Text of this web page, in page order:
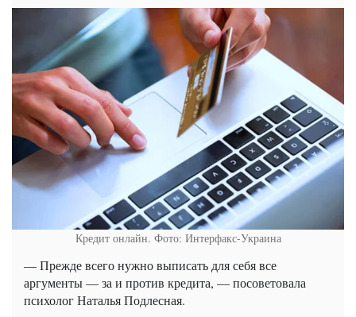
Кредит онлайн. Фото: Интерфакс-Украина
— Прежде всего нужно выписать для себя все
аргументы — за и против кредита, — посоветовала
психолог Наталья Подлесная.